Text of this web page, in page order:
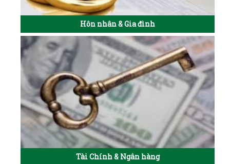
Hôn nhân & Gia đình
Tài Chính & Ngân hàng